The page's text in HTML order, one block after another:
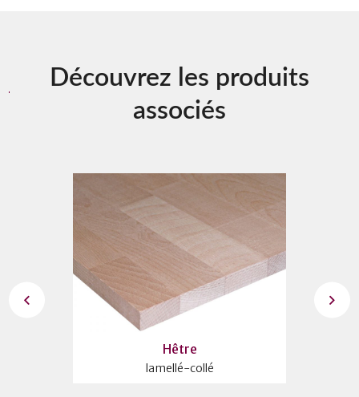
Découvrez les produits
associés
Hêtre
lamellé-collé